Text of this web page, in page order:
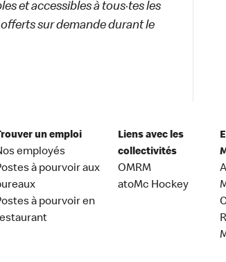
et accessibles à tous·tes les
offerts sur demande durant le
un emploi
employés
à pourvoir aux
à pourvoir en
Liens avec les
collectivités
OMRM
atoMc Hockey